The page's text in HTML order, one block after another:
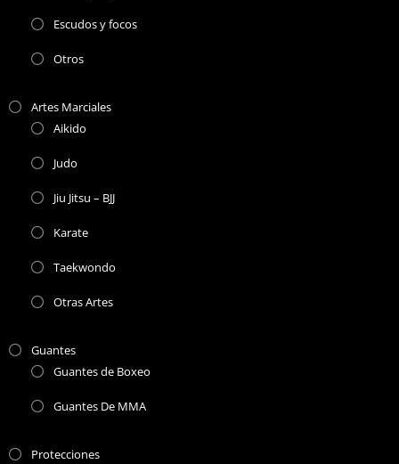
Escudos y focos
Otros
Artes Marciales
Aikido
Judo
Jiu Jitsu – BJJ
Karate
Taekwondo
Otras Artes
Guantes
Guantes de Boxeo
Guantes De MMA
Protecciones